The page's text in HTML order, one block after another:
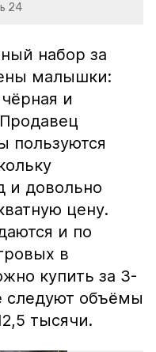
24
набор за
малышки:
и
пользуются
и довольно
цену.
и по
в
купить за 3-
следуют объёмы
тысячи.